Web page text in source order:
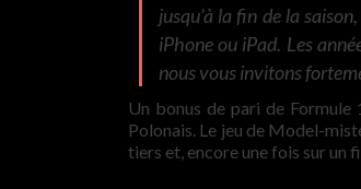
jusqu’à la fin de la
iPhone ou iPad. Les
nous vous invitons
Un bonus de pari de
Polonais. Le jeu de Model-
tiers et, encore une fois sur un